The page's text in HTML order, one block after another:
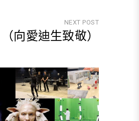
NEXT POST
向愛迪生致敬）